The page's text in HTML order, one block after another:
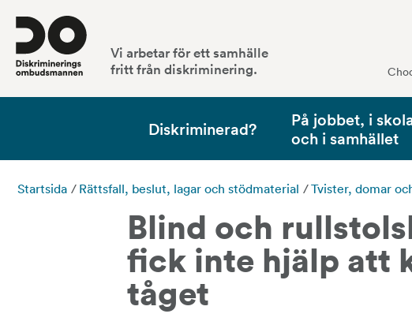
Vi arbetar för ett samhälle
fritt från diskriminering.
Diskriminerad?
På jobbet, i
och i samhället
Startsida / Rättsfall, beslut, lagar och stödmaterial /Tvister, domar
Blind och
fick inte hjälp att
tåget